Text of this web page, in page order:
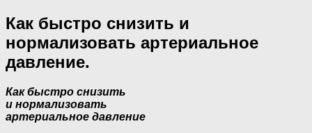
Как быстро снизить и
нормализовать артериальное
давление.
Как быстро снизить
и нормализовать
артериальное давление